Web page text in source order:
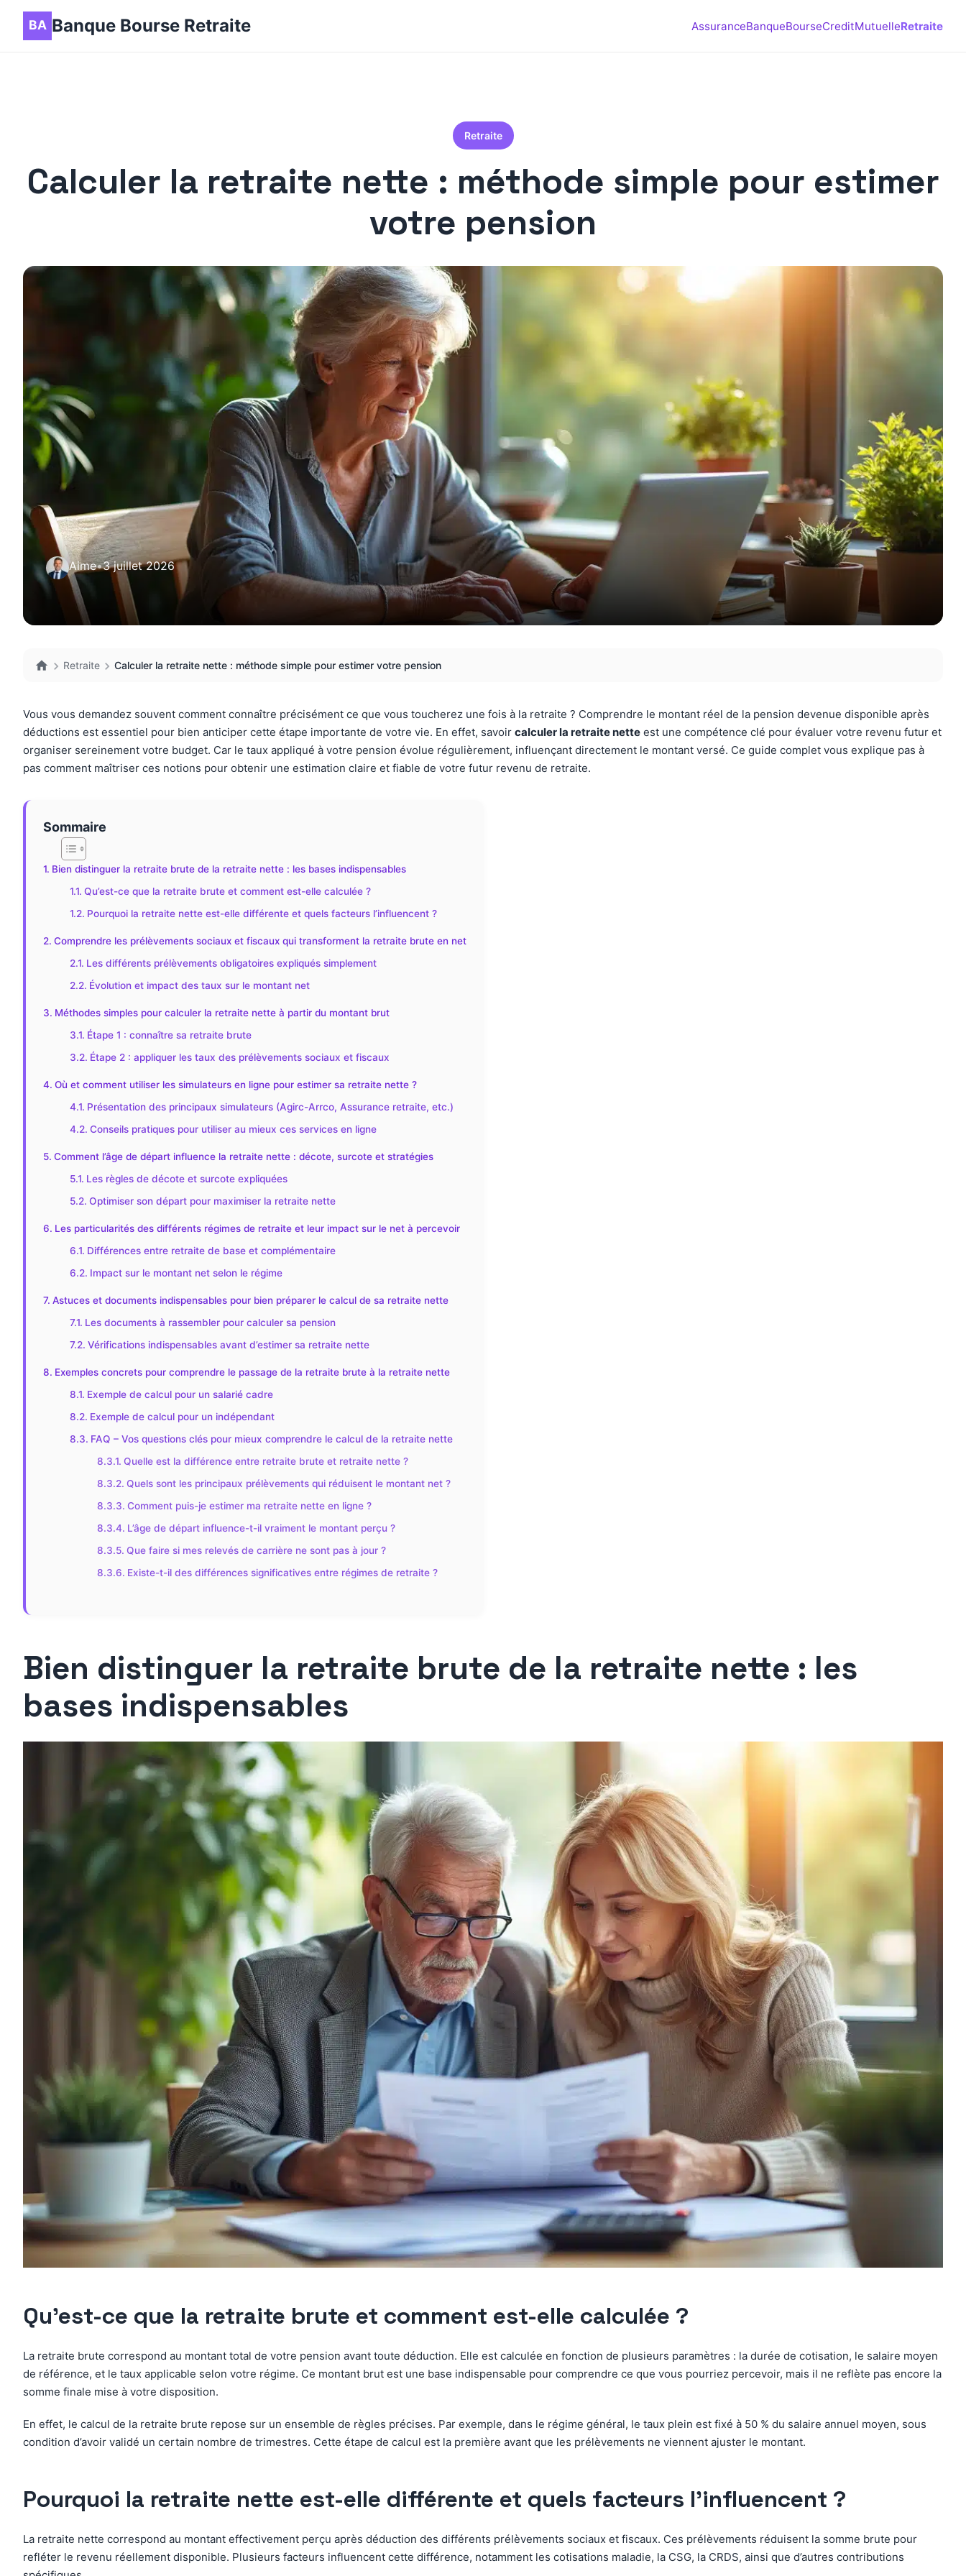
Banque Bourse Retraite AssuranceBanqueBourseCreditMutuelleRetraite
Retraite
Calculer la retraite nette : méthode simple pour estimer
votre pension
Aime•3 juillet 2026
Retraite Calculer la retraite nette : méthode simple pour estimer votre pension
Vous vous demandez souvent comment connaître précisément ce que vous toucherez une fois à la retraite ? Comprendre le montant réel de la pension devenue disponible après
déductions est essentiel pour bien anticiper cette étape importante de votre vie. En effet, savoir calculer la retraite nette est une compétence clé pour évaluer votre revenu futur et
organiser sereinement votre budget. Car le taux appliqué à votre pension évolue régulièrement, influençant directement le montant versé. Ce guide complet vous explique pas à
pas comment maîtriser ces notions pour obtenir une estimation claire et fiable de votre futur revenu de retraite.
Sommaire
Bien distinguer la retraite brute de la retraite nette : les bases indispensables
Qu’est-ce que la retraite brute et comment est-elle calculée ?
Pourquoi la retraite nette est-elle différente et quels facteurs l’influencent ?
Comprendre les prélèvements sociaux et fiscaux qui transforment la retraite brute en net
Les différents prélèvements obligatoires expliqués simplement
Évolution et impact des taux sur le montant net
Méthodes simples pour calculer la retraite nette à partir du montant brut
Étape 1 : connaître sa retraite brute
Étape 2 : appliquer les taux des prélèvements sociaux et fiscaux
Où et comment utiliser les simulateurs en ligne pour estimer sa retraite nette ?
Présentation des principaux simulateurs (Agirc-Arrco, Assurance retraite, etc.)
Conseils pratiques pour utiliser au mieux ces services en ligne
Comment l’âge de départ influence la retraite nette : décote, surcote et stratégies
Les règles de décote et surcote expliquées
Optimiser son départ pour maximiser la retraite nette
Les particularités des différents régimes de retraite et leur impact sur le net à percevoir
Différences entre retraite de base et complémentaire
Impact sur le montant net selon le régime
Astuces et documents indispensables pour bien préparer le calcul de sa retraite nette
Les documents à rassembler pour calculer sa pension
Vérifications indispensables avant d’estimer sa retraite nette
Exemples concrets pour comprendre le passage de la retraite brute à la retraite nette
Exemple de calcul pour un salarié cadre
Exemple de calcul pour un indépendant
FAQ – Vos questions clés pour mieux comprendre le calcul de la retraite nette
Quelle est la différence entre retraite brute et retraite nette ?
Quels sont les principaux prélèvements qui réduisent le montant net ?
Comment puis-je estimer ma retraite nette en ligne ?
L’âge de départ influence-t-il vraiment le montant perçu ?
Que faire si mes relevés de carrière ne sont pas à jour ?
Existe-t-il des différences significatives entre régimes de retraite ?
Bien distinguer la retraite brute de la retraite nette : les
bases indispensables
Qu’est-ce que la retraite brute et comment est-elle calculée ?
La retraite brute correspond au montant total de votre pension avant toute déduction. Elle est calculée en fonction de plusieurs paramètres : la durée de cotisation, le salaire moyen
de référence, et le taux applicable selon votre régime. Ce montant brut est une base indispensable pour comprendre ce que vous pourriez percevoir, mais il ne reflète pas encore la
somme finale mise à votre disposition.
En effet, le calcul de la retraite brute repose sur un ensemble de règles précises. Par exemple, dans le régime général, le taux plein est fixé à 50 % du salaire annuel moyen, sous
condition d’avoir validé un certain nombre de trimestres. Cette étape de calcul est la première avant que les prélèvements ne viennent ajuster le montant.
Pourquoi la retraite nette est-elle différente et quels facteurs l’influencent ?
La retraite nette correspond au montant effectivement perçu après déduction des différents prélèvements sociaux et fiscaux. Ces prélèvements réduisent la somme brute pour
refléter le revenu réellement disponible. Plusieurs facteurs influencent cette différence, notamment les cotisations maladie, la CSG, la CRDS, ainsi que d’autres contributions